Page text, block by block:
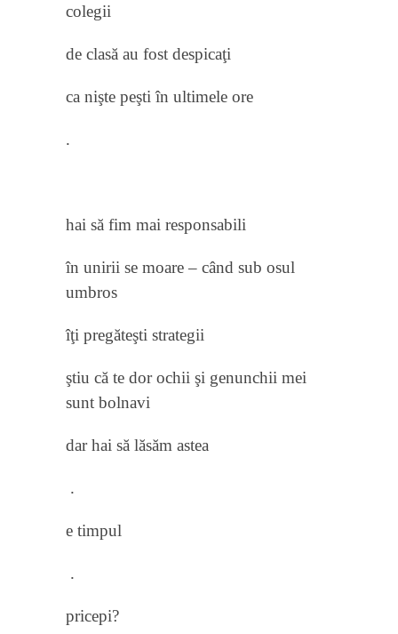
colegii
de clasă au fost despicaţi
ca nişte peşti în ultimele ore
.
hai să fim mai responsabili
în unirii se moare – când sub osul
umbros
îţi pregăteşti strategii
ştiu că te dor ochii şi genunchii mei
sunt bolnavi
dar hai să lăsăm astea
.
e timpul
.
pricepi?